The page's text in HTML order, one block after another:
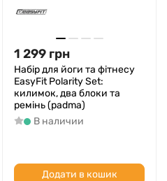
1 299 грн
Набір для йоги та фітнесу
EasyFit Polarity Set:
килимок, два блоки та
ремінь (padma)
В наличии
Додати в кошик